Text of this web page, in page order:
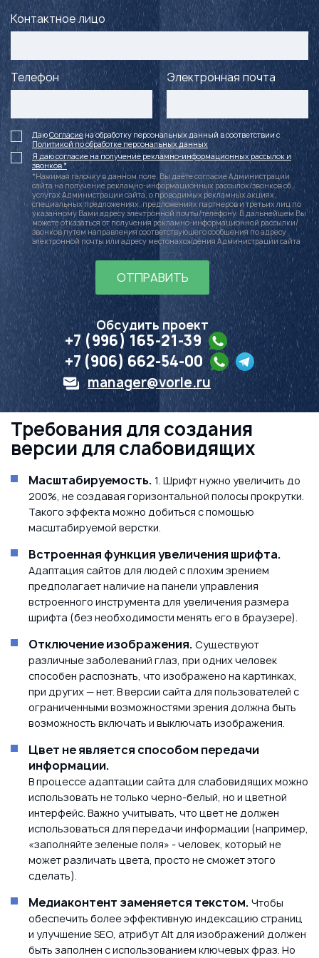
Контактное лицо
Телефон Электронная почта
ДаюСогласие на обработку персональных данный в соответствии с
Политикой по обработке персональных данных
Я даю согласие на получение рекламно-информационных рассылок и
звонков *
ОТПРАВИТЬ
*Нажимая галочку в данном поле, Вы даёте согласие Администрации
сайта на получение рекламно-информационных рассылок/звонков об
услугах Администрации сайта, о проводимых рекламных акциях,
специальных предложениях, предложениях партнеров и третьих лиц по
указанному Вами адресу электронной почты/телефону. В дальнейшем Вы
можете отказаться от получения рекламно-информационной рассылки/
звонков путем направления соответствующего сообщения по адресу
электронной почты или адресу местонахождения Администрации сайта
Обсудить проект
+7 (996) 165-21-39
+7 (906) 662-54-00
manager@vorle.ru
Требования для создания
версии для слабовидящих
Масштабируемость. 1. Шрифт нужно увеличить до
200%, не создавая горизонтальной полосы прокрутки.
Такого эффекта можно добиться с помощью
масштабируемой верстки.
Встроенная функция увеличения шрифта.
Адаптация сайтов для людей с плохим зрением
предполагает наличие на панели управления
встроенного инструмента для увеличения размера
шрифта (без необходимости менять его в браузере).
Отключение изображения. Существуют
различные заболеваний глаз, при одних человек
способен распознать, что изображено на картинках,
при других — нет. В версии сайта для пользователей с
ограниченными возможностями зрения должна быть
возможность включать и выключать изображения.
Цвет не является способом передачи
информации.
В процессе адаптации сайта для слабовидящих можно
использовать не только черно-белый, но и цветной
интерфейс. Важно учитывать, что цвет не должен
использоваться для передачи информации (например,
«заполняйте зеленые поля» - человек, который не
может различать цвета, просто не сможет этого
сделать).
Медиаконтент заменяется текстом. Чтобы
обеспечить более эффективную индексацию страниц
и улучшение SEO, атрибут Alt для изображений должен
быть заполнен с использованием ключевых фраз. Но